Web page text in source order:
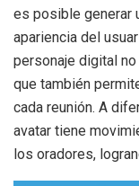
es posible generar
apariencia del
personaje digital
que también
cada reunión. A
avatar tiene
los oradores,